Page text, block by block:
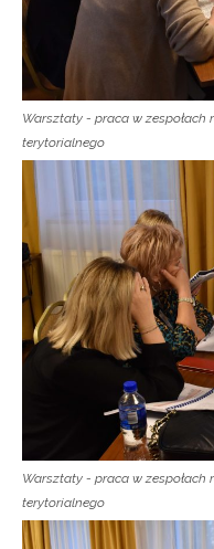
Warsztaty - praca w
terytorialnego
Warsztaty - praca w
terytorialnego